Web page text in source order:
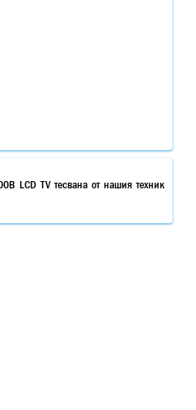
LCD TV тесвана от нашия техник